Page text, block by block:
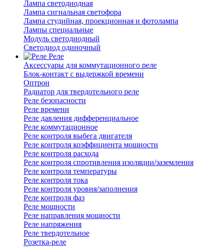
Лампа светодиодная
Лампа сигнальная светофора
Лампа студийная, проекционная и фотолампа
Лампы специальные
Модуль светодиодный
Светодиод одиночный
Реле
Аксессуары для коммутационного реле
Блок-контакт с выдержкой времени
Оптрон
Радиатор для твердотельного реле
Реле безопасности
Реле времени
Реле давления дифференциальное
Реле коммутационное
Реле контроля выбега двигателя
Реле контроля коэффициента мощности
Реле контроля расхода
Реле контроля спротивления изоляции/заземления
Реле контроля температуры
Реле контроля тока
Реле контроля уровня/заполнения
Реле контроля фаз
Реле мощности
Реле направления мощности
Реле напряжения
Реле твердотельное
Розетка-реле